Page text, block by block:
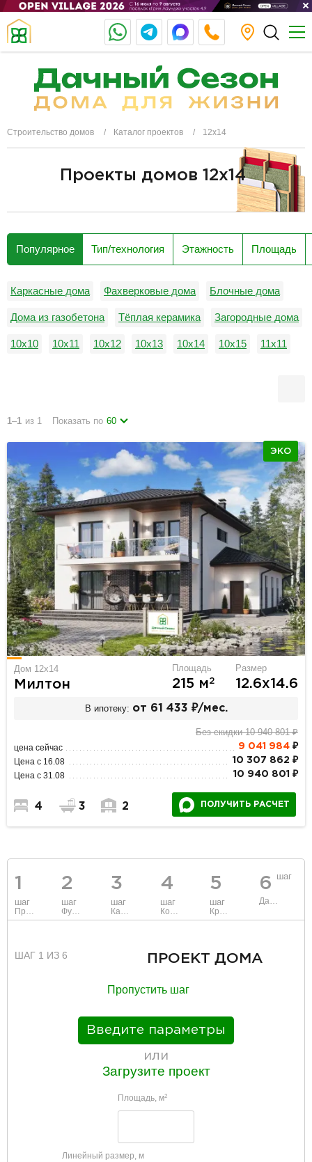
Строительство домов Каталог проектов 12х14
Проекты домов 12x14
Популярное Тип/технология Этажность Площадь
Каркасные дома Фахверковые дома Блочные дома
Дома из газобетона Тёплая керамика Загородные дома
10х10 10х11 10х12 10х13 10х14 10х15 11х11
1–1 из 1 Показать по 60
ЭКО
Дом 12x14
Милтон
Площадь
215 м2
Размер
12.6х14.6
В ипотеку: от 61 433 ₽/мес.
Без скидки 10 940 801 ₽
цена сейчас 9 041 984₽
Цена с 16.08 10 307 862 ₽
Цена с 31.08 10 940 801 ₽
4 3 2 ПОЛУЧИТЬ РАСЧЕТ
1
шаг
Проект
2
шаг
Фундамент
3
шаг
Каркас и стены
4
шаг
Коммуникации
5
шаг
Крыша
6 шаг
Данные
ШАГ 1 ИЗ 6 ПРОЕКТ ДОМА
Пропустить шаг
Введите параметры
или
Загрузите проект
Площадь, м2
Линейный размер, м